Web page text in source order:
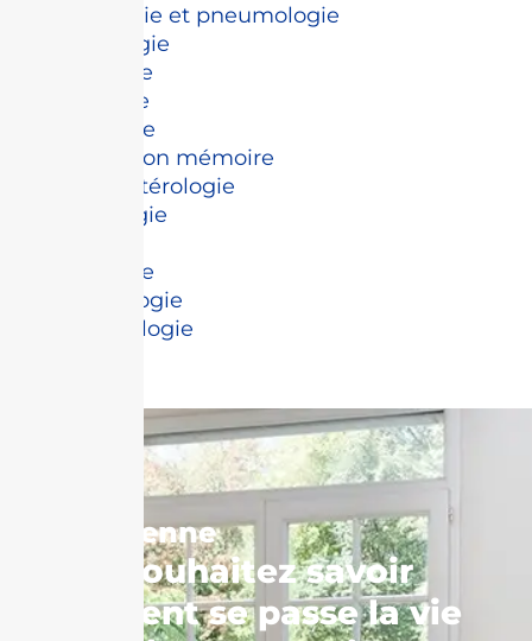
-allergologie et pneumologie
-addictologie
-anesthésie
-angiologie
-cardiologie
-consultation mémoire
-gastro-entérologie
-gynécologie
-orthopédie
-rhumatologie
-ophtalmologie
quotidienne
Vous souhaitez savoir
comment se passe la vie